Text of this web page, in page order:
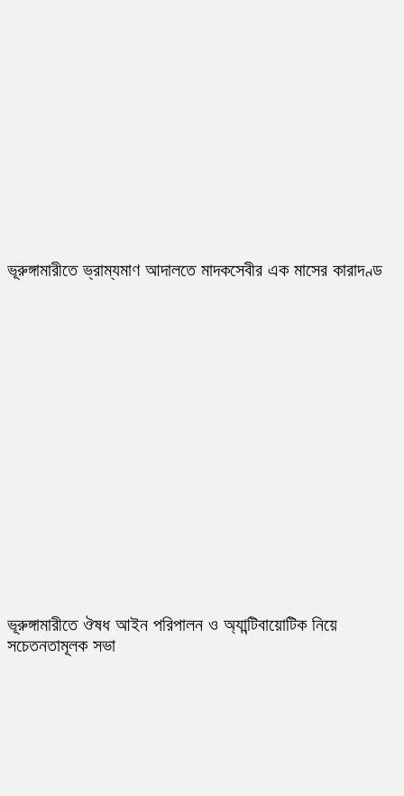
ভূরুঙ্গামারীতে ভ্রাম্যমাণ আদালতে মাদকসেবীর এক মাসের কারাদণ্ড
ভূরুঙ্গামারীতে ঔষধ আইন পরিপালন ও অ্যান্টিবায়োটিক নিয়ে
সচেতনতামূলক সভা